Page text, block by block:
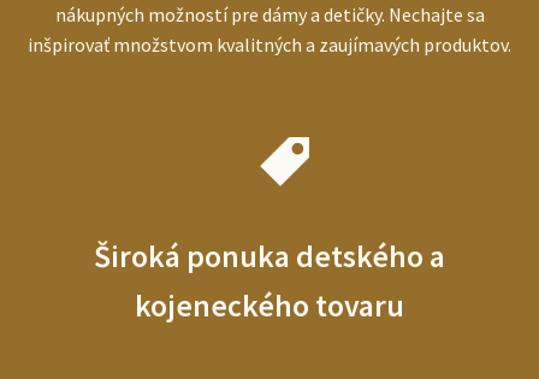
nákupných možností pre dámy a detičky. Nechajte sa
inšpirovať množstvom kvalitných a zaujímavých produktov.
Široká ponuka detského a
kojeneckého tovaru